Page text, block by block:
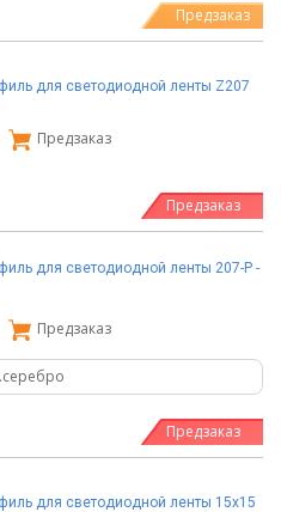
Предзаказ
для светодиодной ленты Z207
Предзаказ
Предзаказ
для светодиодной ленты 207-P -
Предзаказ
Предзаказ
для светодиодной ленты 15х15